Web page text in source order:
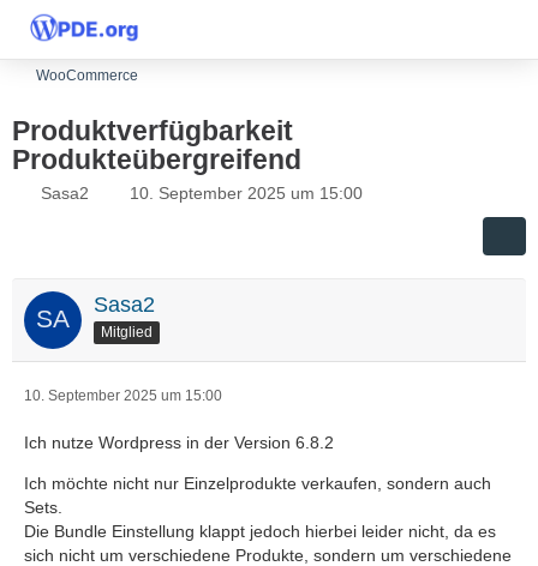
WooCommerce
Produktverfügbarkeit
Produkteübergreifend
Sasa2 10. September 2025 um 15:00
Sasa2
Mitglied
10. September 2025 um 15:00
Ich nutze Wordpress in der Version 6.8.2
Ich möchte nicht nur Einzelprodukte verkaufen, sondern auch
Sets.
Die Bundle Einstellung klappt jedoch hierbei leider nicht, da es
sich nicht um verschiedene Produkte, sondern um verschiedene